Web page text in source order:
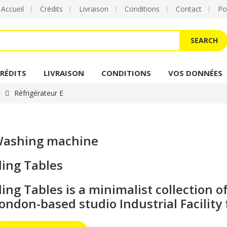
Accueil Crédits Livraison Conditions Contact
SEARCH
LIVRAISON CONDITIONS VOS DONNÉES
Réfrigérateur E
machine
Tables
Tables is a minimalist collection
based studio Industrial Facility